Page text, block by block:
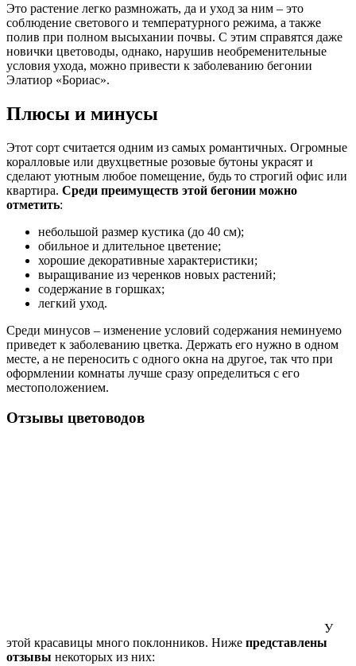
Это растение легко размножать, да и уход за ним – это
соблюдение светового и температурного режима, а также
полив при полном высыхании почвы. С этим справятся даже
новички цветоводы, однако, нарушив необременительные
условия ухода, можно привести к заболеванию бегонии
Элатиор «Бориас».
Плюсы и минусы
Этот сорт считается одним из самых романтичных. Огромные
коралловые или двухцветные розовые бутоны украсят и
сделают уютным любое помещение, будь то строгий офис или
квартира. Среди преимуществ этой бегонии можно
отметить:
небольшой размер кустика (до 40 см);
обильное и длительное цветение;
хорошие декоративные характеристики;
выращивание из черенков новых растений;
содержание в горшках;
легкий уход.
Среди минусов – изменение условий содержания неминуемо
приведет к заболеванию цветка. Держать его нужно в одном
месте, а не переносить с одного окна на другое, так что при
оформлении комнаты лучше сразу определиться с его
местоположением.
Отзывы цветоводов
У
этой красавицы много поклонников. Ниже представлены
отзывы некоторых из них: